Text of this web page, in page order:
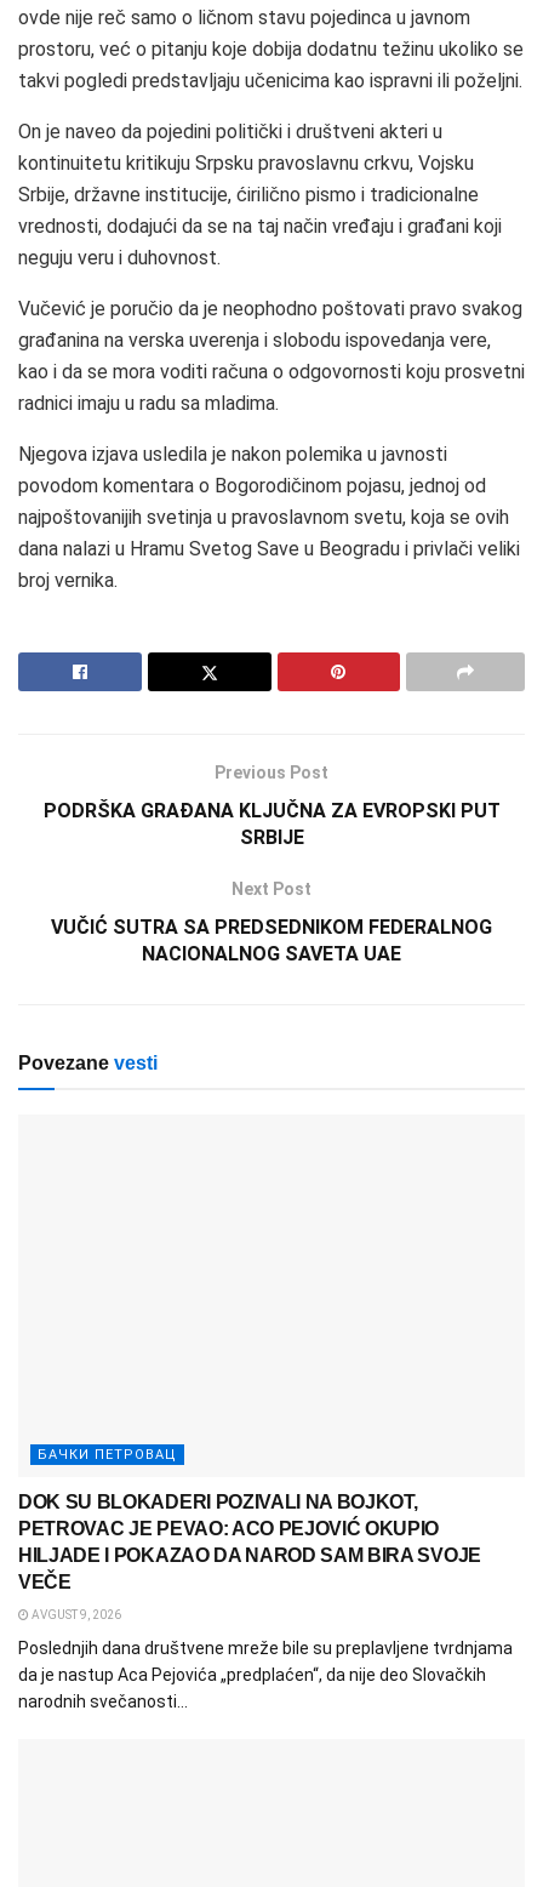
ovde nije reč samo o ličnom stavu pojedinca u javnom
prostoru, već o pitanju koje dobija dodatnu težinu ukoliko se
takvi pogledi predstavljaju učenicima kao ispravni ili poželjni.
On je naveo da pojedini politički i društveni akteri u
kontinuitetu kritikuju Srpsku pravoslavnu crkvu, Vojsku
Srbije, državne institucije, ćirilično pismo i tradicionalne
vrednosti, dodajući da se na taj način vređaju i građani koji
neguju veru i duhovnost.
Vučević je poručio da je neophodno poštovati pravo svakog
građanina na verska uverenja i slobodu ispovedanja vere,
kao i da se mora voditi računa o odgovornosti koju prosvetni
radnici imaju u radu sa mladima.
Njegova izjava usledila je nakon polemika u javnosti
povodom komentara o Bogorodičinom pojasu, jednoj od
najpoštovanijih svetinja u pravoslavnom svetu, koja se ovih
dana nalazi u Hramu Svetog Save u Beogradu i privlači veliki
broj vernika.
Previous Post
PODRŠKA GRAĐANA KLJUČNA ZA EVROPSKI PUT
SRBIJE
Next Post
VUČIĆ SUTRA SA PREDSEDNIKOM FEDERALNOG
NACIONALNOG SAVETA UAE
Povezane vesti
БАЧКИ ПЕТРОВАЦ
DOK SU BLOKADERI POZIVALI NA BOJKOT,
PETROVAC JE PEVAO: ACO PEJOVIĆ OKUPIO
HILJADE I POKAZAO DA NAROD SAM BIRA SVOJE
VEČE
AVGUST 9, 2026
Poslednjih dana društvene mreže bile su preplavljene tvrdnjama
da je nastup Aca Pejovića „predplaćen“, da nije deo Slovačkih
narodnih svečanosti...